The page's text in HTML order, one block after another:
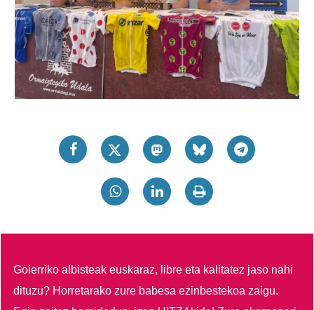
Goierriko albisteak euskaraz, libre eta kalitatez jaso nahi
dituzu? Horretarako zure babesa ezinbestekoa zaigu.